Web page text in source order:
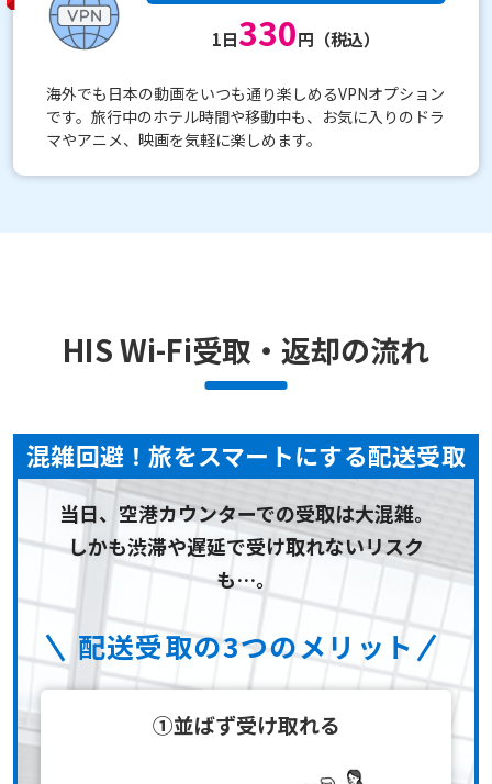
1日330円（税込）
海外でも日本の動画をいつも通り楽しめるVPNオプション
です。旅行中のホテル時間や移動中も、お気に入りのドラ
マやアニメ、映画を気軽に楽しめます。
HIS Wi-Fi受取・返却の流れ
混雑回避！旅をスマートにする配送受取
当日、空港カウンターでの受取は大混雑。
しかも渋滞や遅延で受け取れないリスク
も…。
配送受取の3つのメリット
①並ばず受け取れる